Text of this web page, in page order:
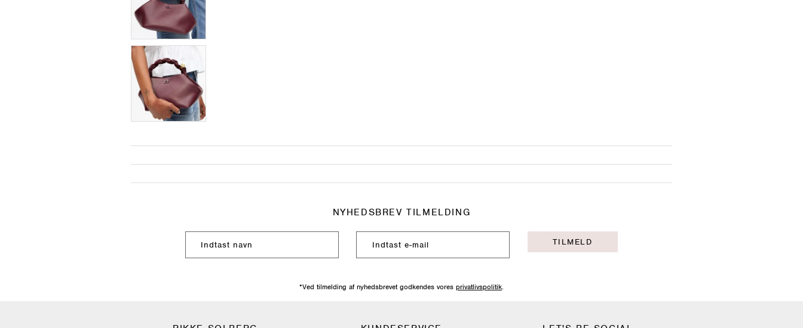
NYHEDSBREV TILMELDING
TILMELD
*Ved tilmelding af nyhedsbrevet godkendes vores privatlivspolitik.